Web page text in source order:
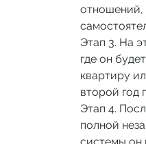
отношений,
Этап 3. На
где он
квартиру
второй год
Этап 4.
полной
системы он